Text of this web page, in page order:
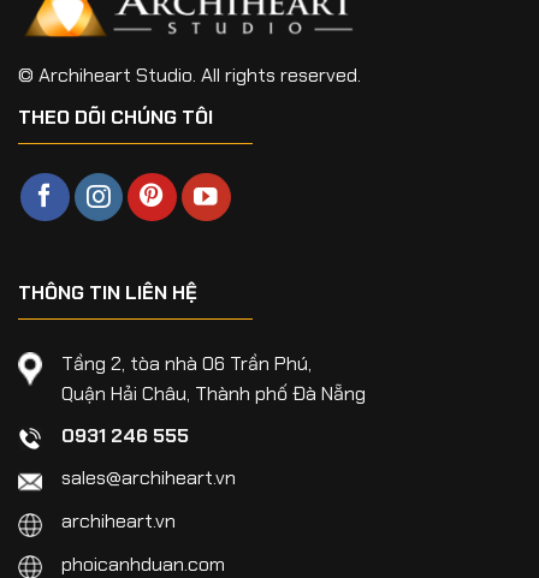
© Archiheart Studio. All rights reserved.
THEO DÕI CHÚNG TÔI
THÔNG TIN LIÊN HỆ
Tầng 2, tòa nhà 06 Trần Phú,
Quận Hải Châu, Thành phố Đà Nẵng
0931 246 555
sales@archiheart.vn
archiheart.vn
phoicanhduan.com